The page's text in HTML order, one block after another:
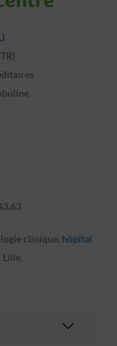
clinique, hôpital
Lille.